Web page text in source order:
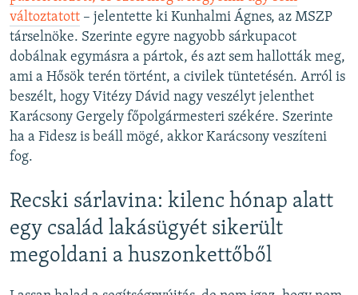
változtatott – jelentette ki Kunhalmi Ágnes, az MSZP
társelnöke. Szerinte egyre nagyobb sárkupacot
dobálnak egymásra a pártok, és azt sem hallották meg,
ami a Hősök terén történt, a civilek tüntetésén. Arról is
beszélt, hogy Vitézy Dávid nagy veszélyt jelenthet
Karácsony Gergely főpolgármesteri székére. Szerinte
ha a Fidesz is beáll mögé, akkor Karácsony veszíteni
fog.
Recski sárlavina: kilenc hónap alatt
egy család lakásügyét sikerült
megoldani a huszonkettőből